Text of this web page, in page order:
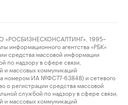
1995–
информационного агентства «РБК»
средства массовой информации
по надзору в сфере связи,
и массовых коммуникаций
номером ИА №ФС77-63848) и сетевого
о регистрации средства массовой
службой по надзору в сфере связи,
и массовых коммуникаций